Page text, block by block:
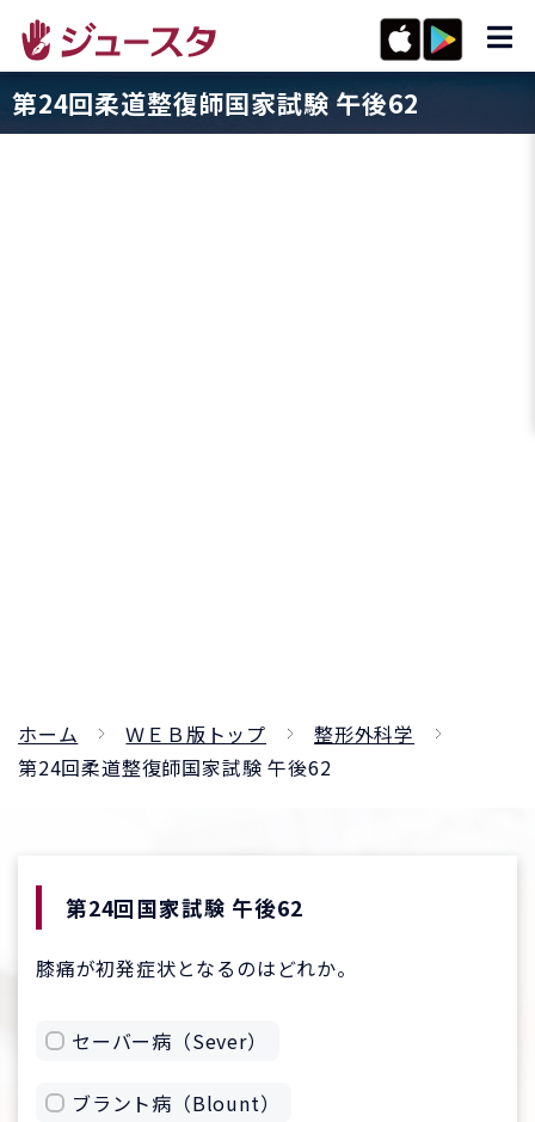
第24回柔道整復師国家試験 午後62
ホーム ＷＥＢ版トップ
整形外科学
第24回柔道整復師国家試験 午後62
第24回国家試験 午後62
膝痛が初発症状となるのはどれか。
セーバー病（Sever）
ブラント病（Blount）